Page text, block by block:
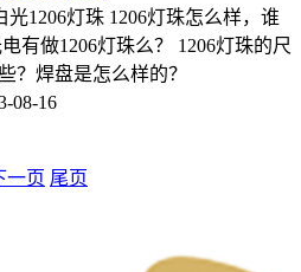
光1206灯珠 1206灯珠怎么样，谁
有做1206灯珠么？ 1206灯珠的尺
？焊盘是怎么样的？
08-16
一页 尾页